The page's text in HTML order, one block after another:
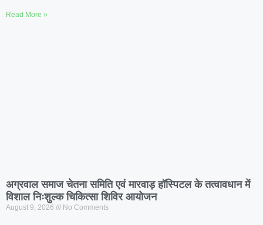
Read More »
अग्रवाल समाज चेतना समिति एवं मारवाड़ हॉस्पिटल के तत्वावधान में
विशाल निःशुल्क चिकित्सा शिविर आयोजन
August 9, 2026 No Comments